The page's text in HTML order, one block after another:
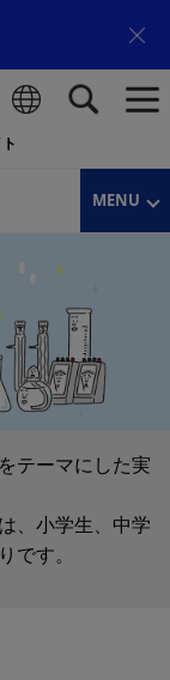
MENU
テーマにした実
、小学生、中学
です。